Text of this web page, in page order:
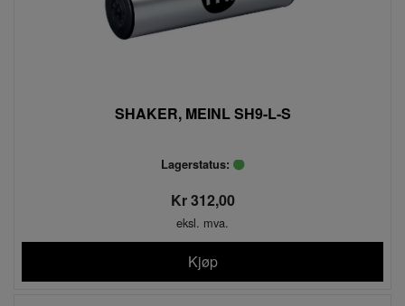
SHAKER, MEINL SH9-L-S
Lagerstatus:
Kr 312,00
eksl. mva.
Kjøp